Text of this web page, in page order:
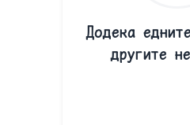
Додека
другите